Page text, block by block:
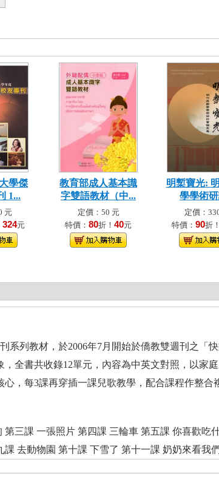
學傑
1...
元
324元
教育部成人基本識
字雙語教材（中...
定價：50 元
特價： 80折！ 40元
明槧寶光:
學學術
定價：
特價： 90折！
系列教材，於2006年7月開始於僑教雙週刊之「
全書共收錄12單元，內容為中英文對照，以家
，每3課再穿插一課兒歌教學，配合課程作整合
三課 一張照片 第四課 三輪車 第五課 你喜歡吃
去動物園 第十課 下雪了 第十一課 奶奶來看我